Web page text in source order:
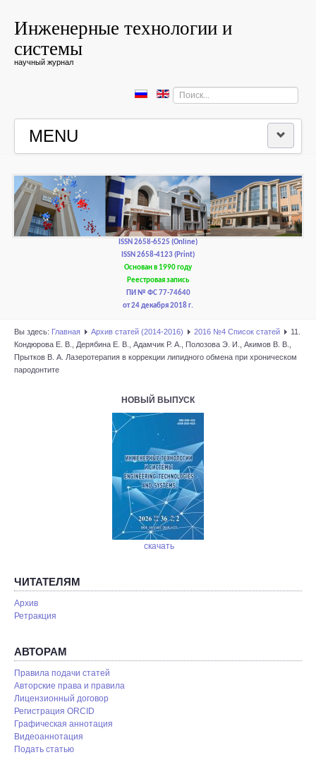
Инженерные технологии и
системы
научный журнал
Искать...
MENU
РЕДКОЛЛЕГИЯ
РЕДАКЦИОННАЯ ПОЛИТИКА И ЭТИКА
ISSN 2658-6525 (Online)
ISSN 2658-4123 (Print)
Основан в 1990 году
Реестровая запись
ПИ № ФС 77-74640
от 24 декабря 2018 г.
Вы здесь: Главная Архив статей (2014-2016) 2016 №4 Список статей
11.
Кондюрова Е. В., Дерябина Е. В., Адамчик Р. А., Полозова Э. И., Акимов В. В.,
Прытков В. А. Лазеротерапия в коррекции липидного обмена при хроническом
пародонтите
НОВЫЙ ВЫПУСК
скачать
ЧИТАТЕЛЯМ
Архив
Ретракция
АВТОРАМ
Правила подачи статей
Авторские права и правила
Лицензионный договор
Регистрация ORCID
Графическая аннотация
Видеоаннотация
Подать статью